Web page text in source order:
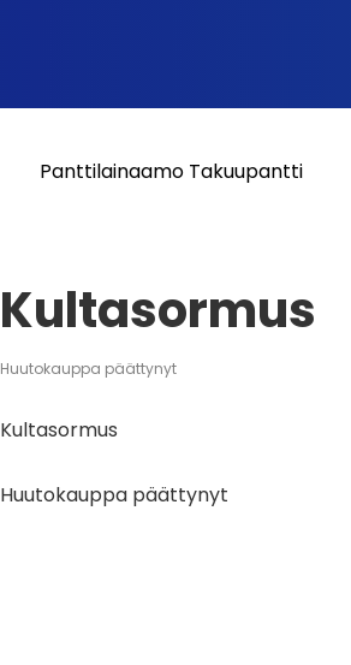
Panttilainaamo Takuupantti
Kultasormus
Huutokauppa päättynyt
Kultasormus
Huutokauppa päättynyt